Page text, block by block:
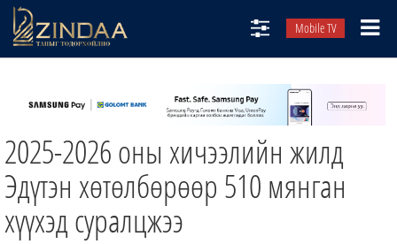
Mobile TV
ТВ8
ӨГЛӨӨНИЙ СОНИН
ЗИНДАА СЭТГҮҮЛ
2025-2026 оны хичээлийн жилд
Эдүтэн хөтөлбөрөөр 510 мянган
хүүхэд суралцжээ